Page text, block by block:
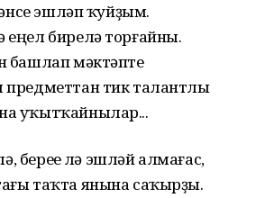
эшләп ҡуйҙым.
бирелә торғайны.
башлап мәктәпте
тик талантлы
уҡытҡайнылар...
береһе лә эшләй алмағас,
таҡта янына саҡырҙы.